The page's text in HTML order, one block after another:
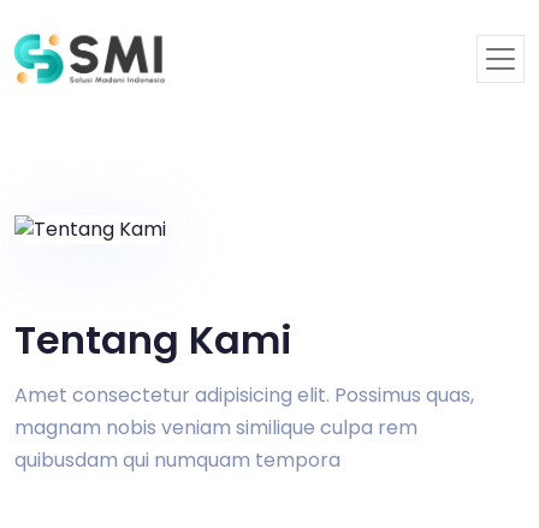
Tentang Kami
Amet consectetur adipisicing elit. Possimus quas,
magnam nobis veniam similique culpa rem
quibusdam qui numquam tempora